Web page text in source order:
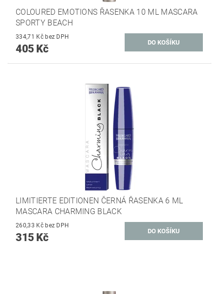
COLOURED EMOTIONS ŘASENKA 10 ML MASCARA
SPORTY BEACH
334,71 Kč bez DPH
405 Kč
LIMITIERTE EDITIONEN ČERNÁ ŘASENKA 6 ML
MASCARA CHARMING BLACK
260,33 Kč bez DPH
315 Kč